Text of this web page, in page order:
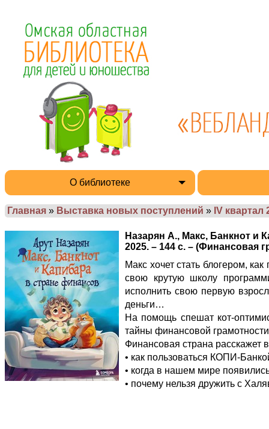
О библиотеке
Главная » Выставка новых поступлений » IV квартал
Назарян А., Макс, Банкнот и
2025. – 144 с. – (Финансовая
Макс хочет стать блогером,
свою крутую школу
исполнить свою первую
деньги…
На помощь спешат кот-
тайны финансовой
Финансовая страна расскажет
• как пользоваться КОПИ-
• когда в нашем мире
• почему нельзя дружить с